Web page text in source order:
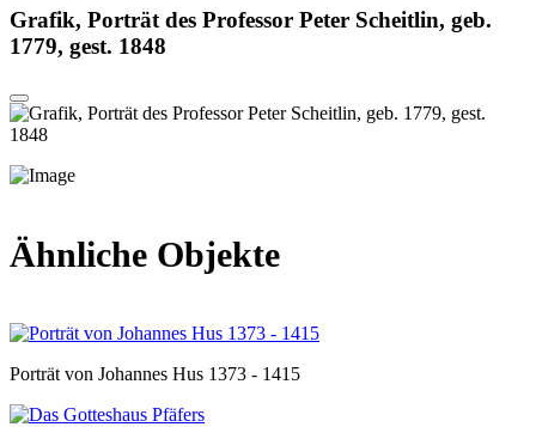
Grafik, Porträt des Professor Peter Scheitlin, geb.
1779, gest. 1848
Ähnliche Objekte
Porträt von Johannes Hus 1373 - 1415